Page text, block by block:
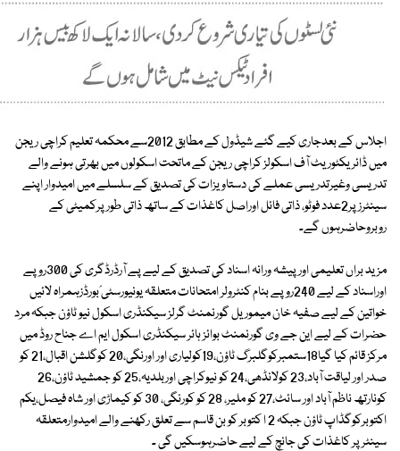
اجلاس کے بعدجاری کیے گئے شیڈول کے مطابق 2012سے محکمہ تعلیم کراچی ریجن
میں ڈائریکٹوریٹ آف اسکولز کراچی ریجن کے ماتحت اسکولوں میں بھرتی ہونے والے
تدریسی وغیرتدریسی عملے کی دستاویزات کی تصدیق کے سلسلے میں امیدوار اپنے
سینٹرز پر2عدد فوٹو، ذاتی فائل اوراصل کاغذات کے ساتھ ذاتی طورپرکمیٹی کے
روبروحاضرہوں گے۔
مزید براں تعلیمی اور پیشہ ورانہ اسناد کی تصدیق کے لیے پے آرڈرڈگری کی 300روپے
اوراسناد کے لیے 240روپے بنام کنٹرولر امتحانات متعلقہ یونیورسٹی؍بورڈزہمراہ لائیں
خواتین کے لیے صفیہ خان میموریل گورنمنٹ گرلز سیکنڈری اسکول نیو ٹاؤن جبکہ مرد
حضرات کے لیے این جے وی گورنمنٹ بوائز ہائر سیکنڈری اسکول ایم اے جناح روڈ میں
مرکز قائم کیا گیا18ستمبرکوگلبرگ ٹاؤن،19کولیاری اور اورنگی،20 کوگلشن اقبال،21 کو
صدر اور لیاقت آباد،23 کولانڈھی،24 کو نیوکراچی اوربلدیہ،25 کو جمشید ٹاؤن،26
کونارتھ ناظم آباد اور سائٹ،27 کو ملیر، 28 کو کورنگی، 30 کو کیماڑی اور شاہ فیصل،یکم
اکتوبرکوگڈاپ ٹاؤن جبکہ 2 ا کتوبر کو بن قاسم سے تعلق رکھنے والے امیدوارمتعلقہ
سینٹر پر کاغذات کی جانچ کے لیے حاضرہوسکیں گی ۔